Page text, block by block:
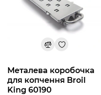
Металева коробочка
для копчення Broil
King 60190